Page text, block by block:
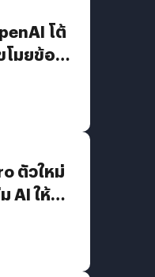
โต้
โมยข้อมูล
ตัวใหม่
AI ให้